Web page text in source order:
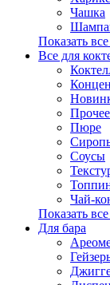
Чашка
Показать
Все для
Прочее
Пюре
Соусы
Чай-
Показать
Для бара